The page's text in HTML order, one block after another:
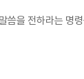
을 전하라는 명